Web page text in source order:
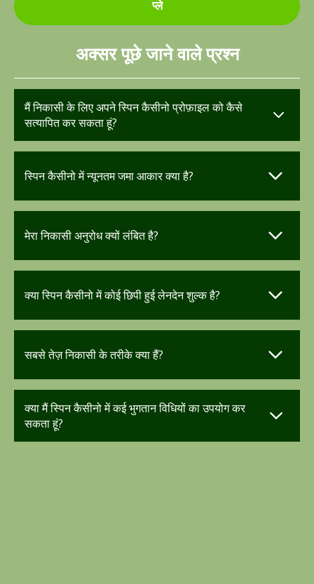
प्ले
अक्सर पूछे जाने वाले प्रश्न
मैं निकासी के लिए अपने स्पिन कैसीनो प्रोफ़ाइल को कैसे
सत्यापित कर सकता हूं?
स्पिन कैसीनो में न्यूनतम जमा आकार क्या है?
मेरा निकासी अनुरोध क्यों लंबित है?
क्या स्पिन कैसीनो में कोई छिपी हुई लेनदेन शुल्क है?
सबसे तेज़ निकासी के तरीके क्या हैं?
क्या मैं स्पिन कैसीनो में कई भुगतान विधियों का उपयोग कर
सकता हूं?